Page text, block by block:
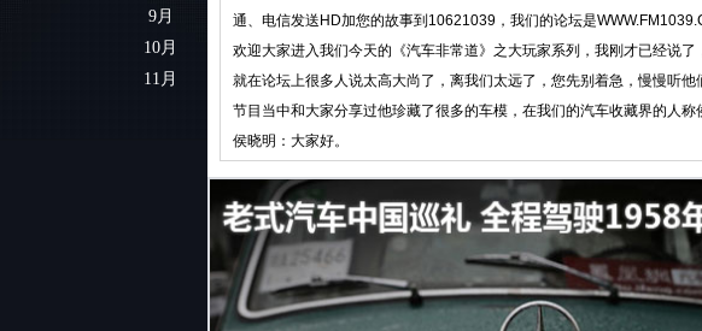
通、电信发送HD加您的故事到10621039，我们的论坛是
欢迎大家进入我们今天的《汽车非常道》之大玩家系列，我刚才已经说
就在论坛上很多人说太高大尚了，离我们太远了，您先别着急，慢慢听
节目当中和大家分享过他珍藏了很多的车模，在我们的汽车收藏界的人称
侯晓明：大家好。
《车主之友》的资深编辑白宁。
白宁：大家好我是白宁。
主持人 梁洪：白宁一出现，一定跟老有关，虽然白宁是这么年轻的一个
什么总爱老物件，老东西。还有我们的合作伙伴来自凤凰汽车事业部总经
刘晓科：听众朋友大家好。
9月
10月
11月